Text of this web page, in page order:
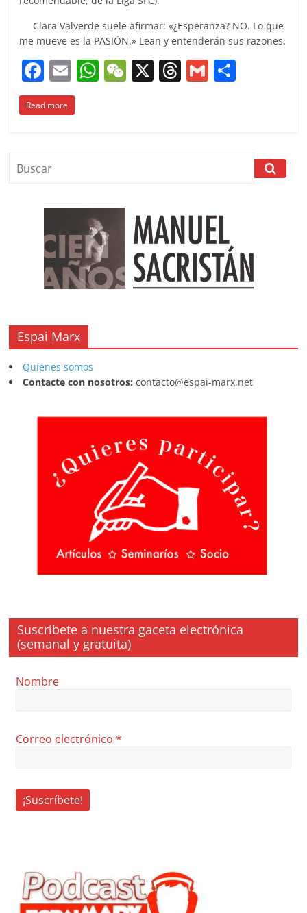
Clara Valverde suele afirmar: «¿Esperanza? NO. Lo que
me mueve es la PASIÓN.» Lean y entenderán sus razones.
F
a
c
o
o
E
m
ai
W
p
W X T G
ar
tir
Read more
Espai Marx
Quienes somos
Contacte con nosotros: contacto@espai-marx.net
Suscríbete a nuestra gaceta electrónica
(semanal y gratuita)
Nombre
Correo electrónico*